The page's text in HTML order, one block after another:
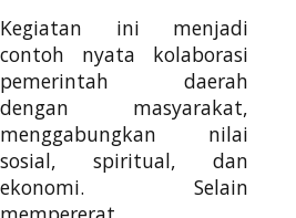
Kegiatan ini menjadi
contoh nyata kolaborasi
pemerintah daerah
dengan masyarakat,
menggabungkan nilai
sosial, spiritual, dan
ekonomi. Selain